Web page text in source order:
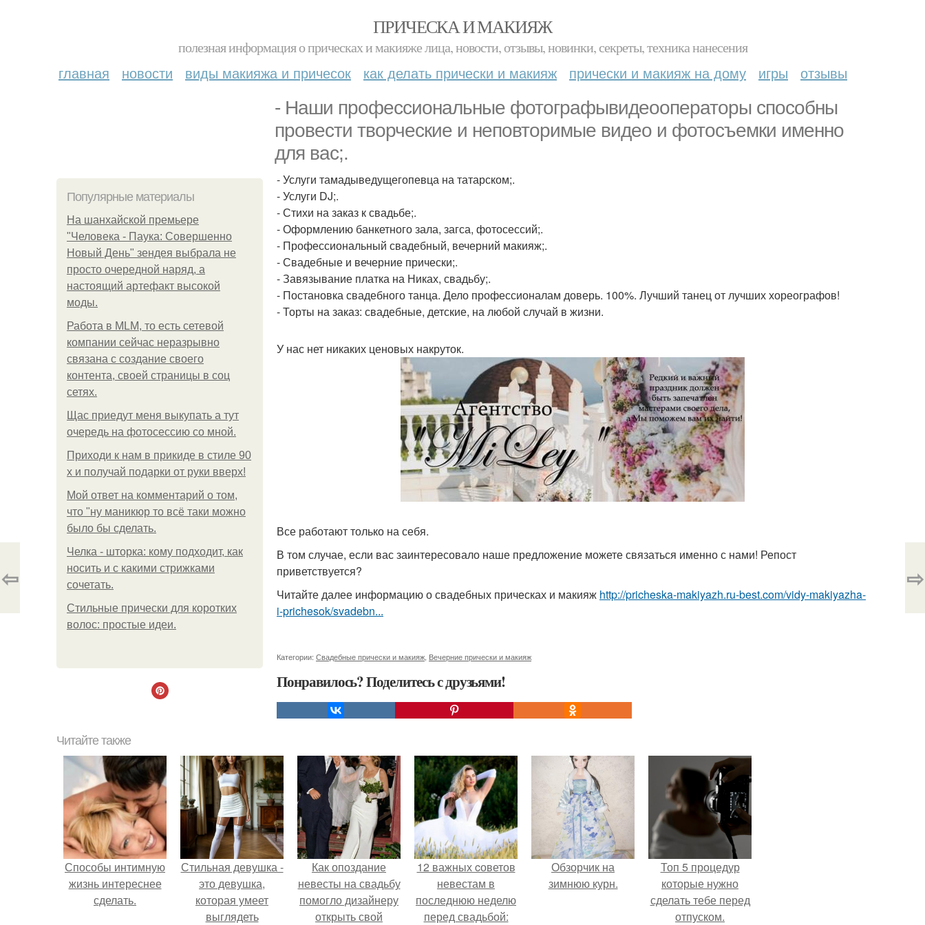
ПРИЧЕСКА И МАКИЯЖ
полезная информация о прическах и макияже лица, новости, отзывы, новинки, секреты, техника нанесения
главная новости виды макияжа и причесок как делать прически и макияж прически и макияж на дому игры отзывы
- Наши профессиональные фотографывидеооператоры способны
провести творческие и неповторимые видео и фотосъемки именно
для вас;.
Популярные материалы
На шанхайской премьере
"Человека - Паука: Совершенно
Новый День" зендея выбрала не
просто очередной наряд, а
настоящий артефакт высокой
моды.
Работа в MLM, то есть сетевой
компании сейчас неразрывно
связана с создание своего
контента, своей страницы в соц
сетях.
Щас приедут меня выкупать а тут
очередь на фотосессию со мной.
Приходи к нам в прикиде в стиле 90
х и получай подарки от руки вверх!
Мой ответ на комментарий о том,
что "ну маникюр то всё таки можно
было бы сделать.
Челка - шторка: кому подходит, как
носить и с какими стрижками
сочетать.
Стильные прически для коротких
волос: простые идеи.
- Услуги тамадыведущегопевца на татарском;.
- Услуги DJ;.
- Стихи на заказ к свадьбе;.
- Оформлению банкетного зала, загса, фотосессий;.
- Профессиональный свадебный, вечерний макияж;.
- Свадебные и вечерние прически;.
- Завязывание платка на Никах, свадьбу;.
- Постановка свадебного танца. Дело профессионалам доверь. 100%. Лучший танец от лучших хореографов!
- Торты на заказ: свадебные, детские, на любой случай в жизни.
У нас нет никаких ценовых накруток.
Все работают только на себя.
В том случае, если вас заинтересовало наше предложение можете связаться именно с нами! Репост
приветствуется?
Читайте далее информацию о свадебных прическах и макияж http://pricheska-makiyazh.ru-best.com/vidy-makiyazha-
i-prichesok/svadebn...
Категории: Свадебные прически и макияж Вечерние прически и макияж
Понравилось? Поделитесь с друзьями!
⇦ ⇨
Читайте также
Способы интимную
жизнь интереснее
сделать.
Стильная девушка -
это девушка,
которая умеет
выглядеть
Как опоздание
невесты на свадьбу
помогло дизайнеру
открыть свой
12 важных cоветов
невестам в
последнюю неделю
перед свадьбой:
Обзорчик на
зимнюю курн.
Топ 5 процедур
которые нужно
сделать тебе перед
отпуском.